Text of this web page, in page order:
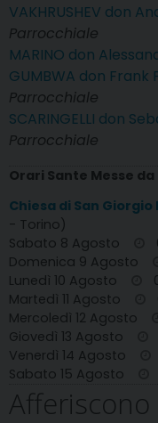
VAKHRUSHEV don
Parrocchiale
MARINO don
GUMBWA don Frank
Parrocchiale
SCARINGELLI don
Parrocchiale
Orari Sante Messe da
Chiesa di San
- Torino)
Sabato 8 Agosto
Domenica 9 Agosto
Lunedì 10 Agosto
Martedì 11 Agosto
Mercoledì 12 Agosto
Giovedì 13 Agosto
Venerdì 14 Agosto
Sabato 15 Agosto
Afferiscono